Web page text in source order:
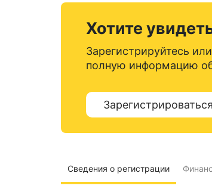
Хотите
Зарегистрируйтесь
полную информацию
Зарегистрироваться
Сведения о регистрации